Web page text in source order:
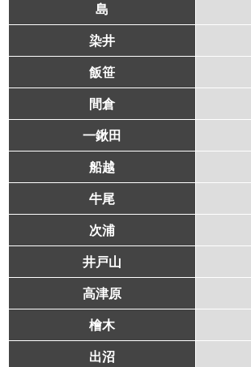
島
染井
飯笹
間倉
一鍬田
船越
牛尾
次浦
井戸山
高津原
檜木
出沼